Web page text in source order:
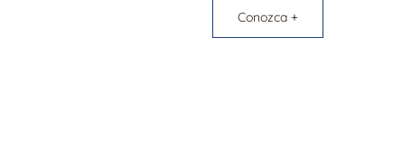
Conozca +